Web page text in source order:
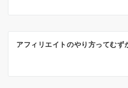
ゲアフィリエイトのやり方ってむず